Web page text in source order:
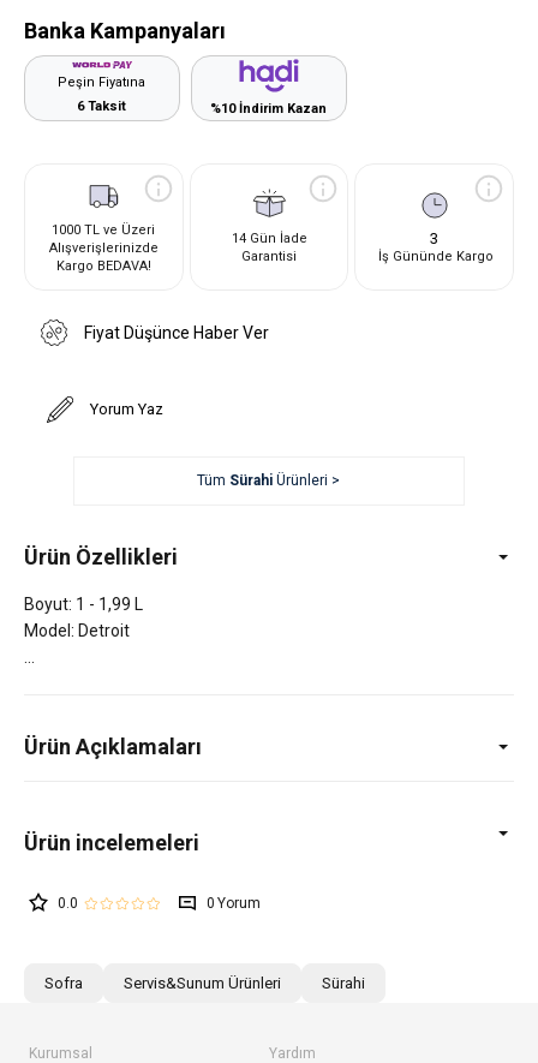
Banka Kampanyaları
Peşin Fiyatına
6 Taksit
%10 İndirim Kazan
1000 TL ve Üzeri
Alışverişlerinizde
Kargo BEDAVA!
14 Gün İade
Garantisi
3
İş Gününde Kargo
Fiyat Düşünce Haber Ver
Yorum Yaz
Tüm Sürahi Ürünleri >
Ürün Özellikleri
Boyut: 1 - 1,99 L
Model: Detroit
Ürün Açıklamaları
0.0 0
Sofra Servis&Sunum Ürünleri Sürahi
Kurumsal Yardım